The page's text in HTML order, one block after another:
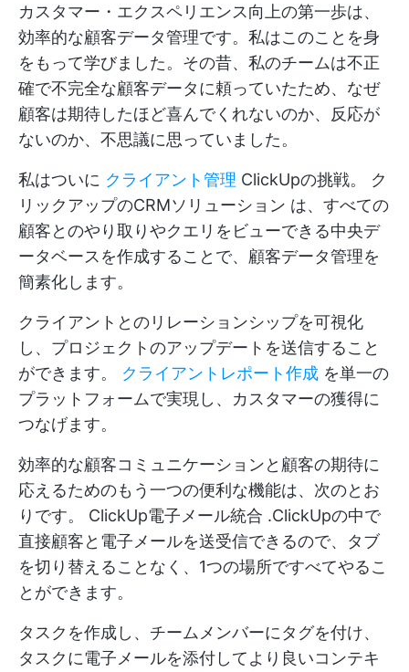
カスタマー・エクスペリエンス向上の第一歩は、
効率的な顧客データ管理です。私はこのことを身
をもって学びました。その昔、私のチームは不正
確で不完全な顧客データに頼っていたため、なぜ
顧客は期待したほど喜んでくれないのか、反応が
ないのか、不思議に思っていました。
私はついに クライアント管理 ClickUpの挑戦。 ク
リックアップのCRMソリューション は、すべての
顧客とのやり取りやクエリをビューできる中央デ
ータベースを作成することで、顧客データ管理を
簡素化します。
クライアントとのリレーションシップを可視化
し、プロジェクトのアップデートを送信すること
ができます。 クライアントレポート作成 を単一の
プラットフォームで実現し、カスタマーの獲得に
つなげます。
効率的な顧客コミュニケーションと顧客の期待に
応えるためのもう一つの便利な機能は、次のとお
りです。 ClickUp電子メール統合 .ClickUpの中で
直接顧客と電子メールを送受信できるので、タブ
を切り替えることなく、1つの場所ですべてやるこ
とができます。
タスクを作成し、チームメンバーにタグを付け、
タスクに電子メールを添付してより良いコンテキ